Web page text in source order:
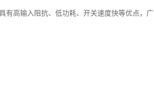
有高输入阻抗、低功耗、开关速度快等优点，